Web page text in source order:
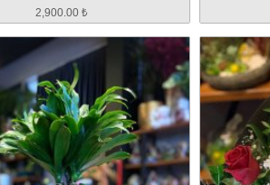
2,900.00 ₺